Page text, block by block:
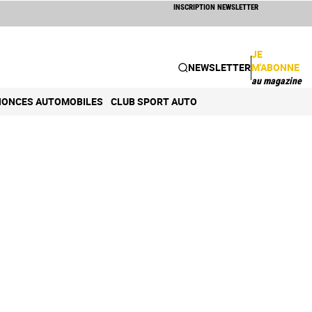
INSCRIPTION NEWSLETTER
NEWSLETTER
JE
M'ABONNE
au magazine
AUTOMOBILES CLUB SPORT AUTO